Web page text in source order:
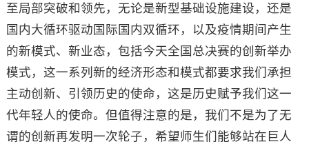
至局部突破和领先，无论是新型基础设施建设，还是
国内大循环驱动国际国内双循环，以及疫情期间产生
的新模式、新业态，包括今天全国总决赛的创新举办
模式，这一系列新的经济形态和模式都要求我们承担
主动创新、引领历史的使命，这是历史赋予我们这一
代年轻人的使命。但值得注意的是，我们不是为了无
谓的创新再发明一次轮子，希望师生们能够站在巨人